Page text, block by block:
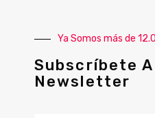
Ya Somos más de
Subscríbete A
Newsletter